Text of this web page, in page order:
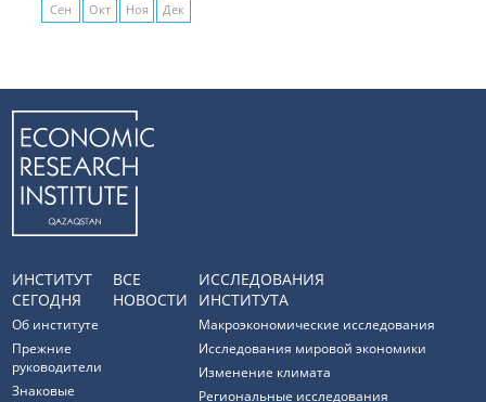
Сен
Окт Ноя Дек
ИНСТИТУТ
СЕГОДНЯ
Об институте
Прежние
руководители
Знаковые
ВСЕ
НОВОСТИ
ИССЛЕДОВАНИЯ
ИНСТИТУТА
Макроэкономические исследования
Исследования мировой экономики
Изменение климата
Региональные исследования